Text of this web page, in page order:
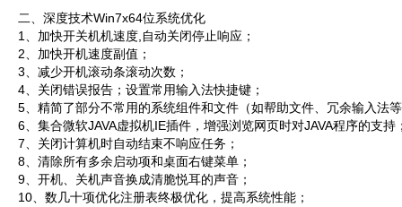
二、深度技术Win7x64位系统优化
1、加快开关机机速度,自动关闭停止响应；
2、加快开机速度副值；
3、减少开机滚动条滚动次数；
4、关闭错误报告；设置常用输入法快捷键；
5、精简了部分不常用的系统组件和文件（如帮助文件、冗余输入法
6、集合微软JAVA虚拟机IE插件，增强浏览网页时对JAVA程序的支持
7、关闭计算机时自动结束不响应任务；
8、清除所有多余启动项和桌面右键菜单；
9、开机、关机声音换成清脆悦耳的声音；
10、数几十项优化注册表终极优化，提高系统性能；